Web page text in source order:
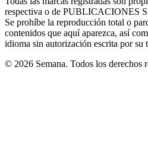
window
respectiva o de PUBLICACIONES
Se prohíbe la reproducción total o
contenidos que aquí aparezca, así
idioma sin autorización escrita por su
© 2026 Semana. Todos los derechos